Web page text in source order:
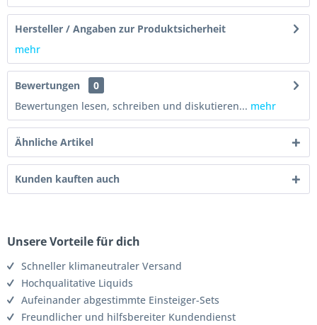
Hersteller / Angaben zur Produktsicherheit
mehr
Bewertungen
0
Bewertungen lesen, schreiben und diskutieren... mehr
Ähnliche Artikel
Kunden kauften auch
Unsere Vorteile für dich
Schneller klimaneutraler Versand
Hochqualitative Liquids
Aufeinander abgestimmte Einsteiger-Sets
Freundlicher und hilfsbereiter Kundendienst